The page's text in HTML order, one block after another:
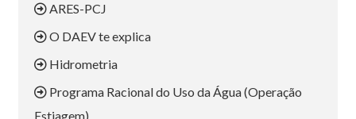
ARES-PCJ
O DAEV te explica
Hidrometria
Programa Racional do Uso da Água (Operação
Estiagem)